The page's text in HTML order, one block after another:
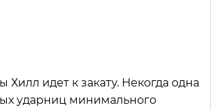
идет к закату. Некогда одна
ударниц минимального